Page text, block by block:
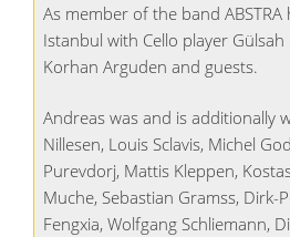
As member of the band ABSTRA
Istanbul with Cello player
Korhan Arguden and guests.
Andreas was and is additionally
Nillesen, Louis Sclavis, Michel
Purevdorj, Mattis Kleppen,
Muche, Sebastian Gramss, Dirk-
Fengxia, Wolfgang Schliemann,